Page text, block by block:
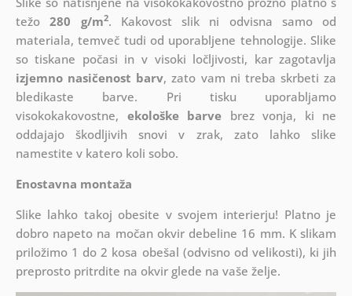
težo280 g/m2. Kakovost slik ni odvisna samo od
materiala, temveč tudi od uporabljene tehnologije. Slike
so tiskane počasi in v visoki ločljivosti, kar zagotavlja
izjemno nasičenost barv, zato vam ni treba skrbeti za
bledikaste barve. Pri tisku uporabljamo
visokokakovostne, ekološke barve brez vonja, ki ne
oddajajo škodljivih snovi v zrak, zato lahko slike
namestite v katero koli sobo.
Enostavna montaža
Slike lahko takoj obesite v svojem interierju! Platno je
dobro napeto na močan okvir debeline 16 mm. K slikam
priložimo 1 do 2 kosa obešal (odvisno od velikosti), ki jih
preprosto pritrdite na okvir glede na vaše želje.